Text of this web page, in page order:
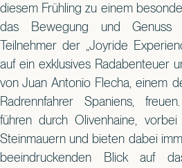
diesem Frühling zu einem
das Bewegung und Genuss
Teilnehmer der „Joyride
auf ein exklusives Radabenteuer
von Juan Antonio Flecha, einem
Radrennfahrer Spaniens,
führen durch Olivenhaine,
Steinmauern und bieten dabei
beeindruckenden Blick auf